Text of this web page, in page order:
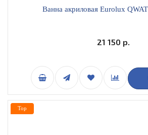
Ванна акриловая Eurolux
21 150 р.
Top